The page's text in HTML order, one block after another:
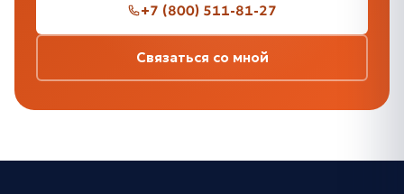
+7 (800) 511-81-27
Связаться со мной